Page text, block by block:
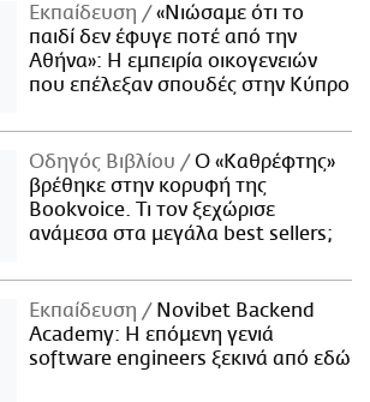
Εκπαίδευση
«Νιώσαμε ότι το
παιδί δεν έφυγε ποτέ από την
Αθήνα»: Η εμπειρία οικογενειών
που επέλεξαν σπουδές στην Κύπρο
Οδηγός Βιβλίου
Ο «Καθρέφτης»
βρέθηκε στην κορυφή της
Bookvoice. Τι τον ξεχώρισε
ανάμεσα στα μεγάλα best sellers;
Εκπαίδευση
Novibet Backend
Academy: Η επόμενη γενιά
software engineers ξεκινά από εδώ